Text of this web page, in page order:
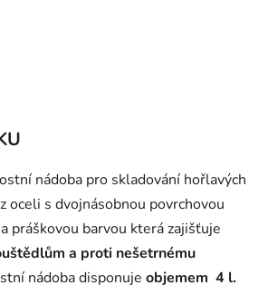
nádoba pro skladování hořlavých
oceli s dvojnásobnou povrchovou
práškovou barvou která zajišťuje
a proti nešetrnému
nádoba disponuje objemem 4 l.